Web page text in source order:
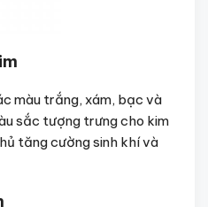
màu trắng, xám, bạc và
sắc tượng trưng cho kim
tăng cường sinh khí và